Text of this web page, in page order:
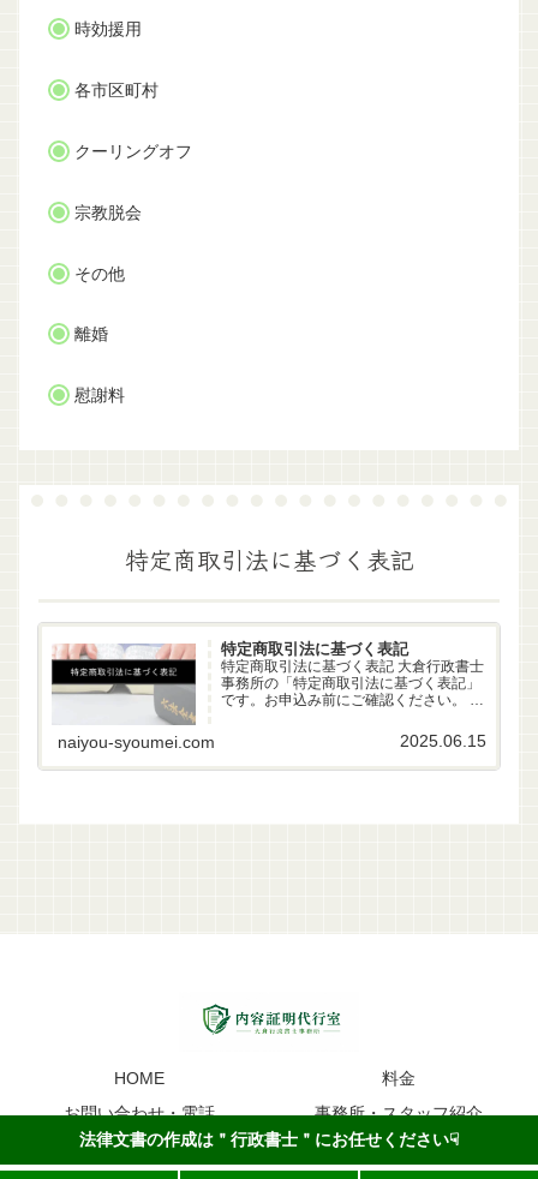
時効援用
各市区町村
クーリングオフ
宗教脱会
その他
離婚
慰謝料
特定商取引法に基づく表記
特定商取引法に基づく表記
特定商取引法に基づく表記 大倉行政書士
事務所の「特定商取引法に基づく表記」
です。お申込み前にご確認ください。 事
書士 大倉雄偉（第22261170号） 所在地
〒630-83-0252 奈良県生駒市山...
naiyou-syoumei.com 2025.06.15
HOME
料金
お問い合わせ・電話
事務所・スタッフ紹介
内容証明のイメージ
法律文書の作成は＂行政書士＂にお任せください☟